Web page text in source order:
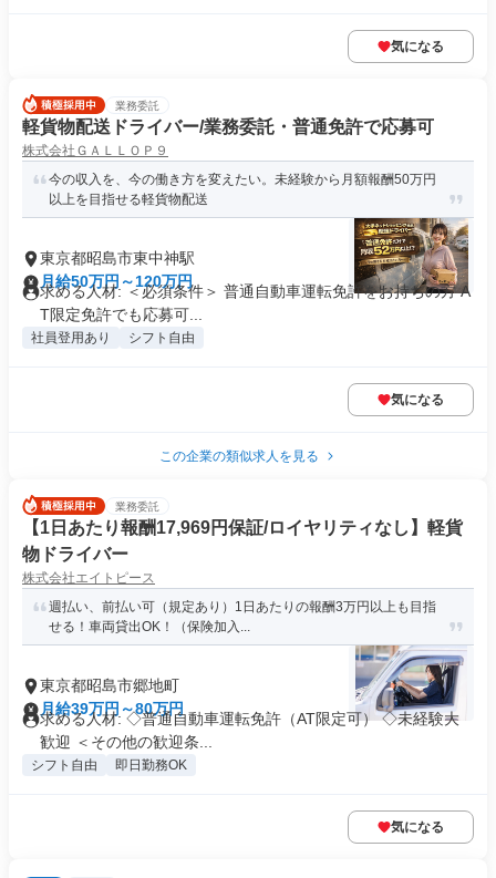
気になる
業務委託
軽貨物配送ドライバー/業務委託・普通免許で応募可
株式会社ＧＡＬＬＯＰ９
今の収入を、今の働き方を変えたい。未経験から月額報酬50万円
以上を目指せる軽貨物配送
東京都昭島市東中神駅
月給50万円～120万円
求める人材: ＜必須条件＞ 普通自動車運転免許をお持ちの方 A
T限定免許でも応募可...
社員登用あり シフト自由
気になる
この企業の類似求人を見る
業務委託
【1日あたり報酬17,969円保証/ロイヤリティなし】軽貨
物ドライバー
株式会社エイトピース
週払い、前払い可（規定あり）1日あたりの報酬3万円以上も目指
せる！車両貸出OK！（保険加入...
東京都昭島市郷地町
月給39万円～80万円
求める人材: ◇普通自動車運転免許（AT限定可） ◇未経験大
歓迎 ＜その他の歓迎条...
シフト自由 即日勤務OK
気になる